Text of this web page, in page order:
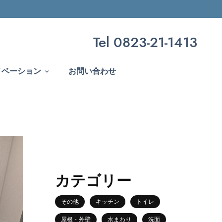
Tel 0823-21-1413
ーション お問い合わせ
カテゴリー
その他 キッチン
トイレ
屋根・外壁
水まわり 洗面